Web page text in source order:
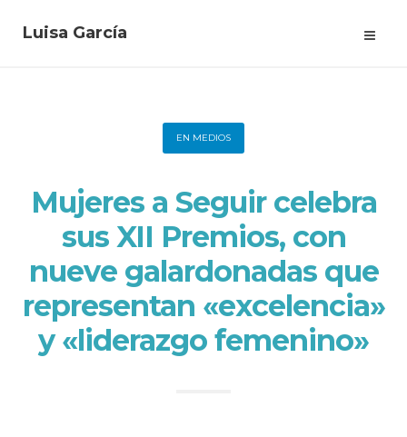
Luisa García
EN MEDIOS
Mujeres a Seguir celebra
sus XII Premios, con
nueve galardonadas que
representan «excelencia»
y «liderazgo femenino»